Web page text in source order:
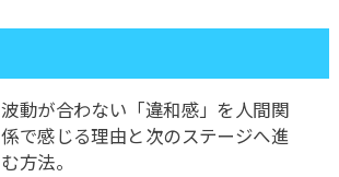
波動が合わない「違和感」を人間関
係で感じる理由と次のステージへ進
む方法。